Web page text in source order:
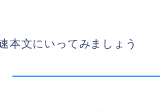
本文にいってみましょう